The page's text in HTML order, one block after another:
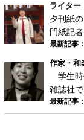
ライター
夕刊紙
門紙記
最新記事：
作家・和
学生時
雑誌社
最新記事：